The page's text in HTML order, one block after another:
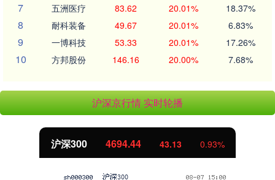
7 五洲医疗 83.62 20.01% 18.37%
8 耐科装备 49.67 20.01% 6.83%
9 一博科技 53.33 20.01% 17.26%
10 方邦股份 146.16 20.00% 7.68%
沪深京行情 实时轮播
0.93% 北证50 1134.24